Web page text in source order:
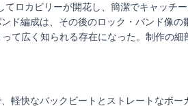
ロカビリーが開花し、簡潔でキャッチ
ド編成は、その後のロック・バンド像
て広く知られる存在になった。制作の細
軽快なバックビートとストレートなボ